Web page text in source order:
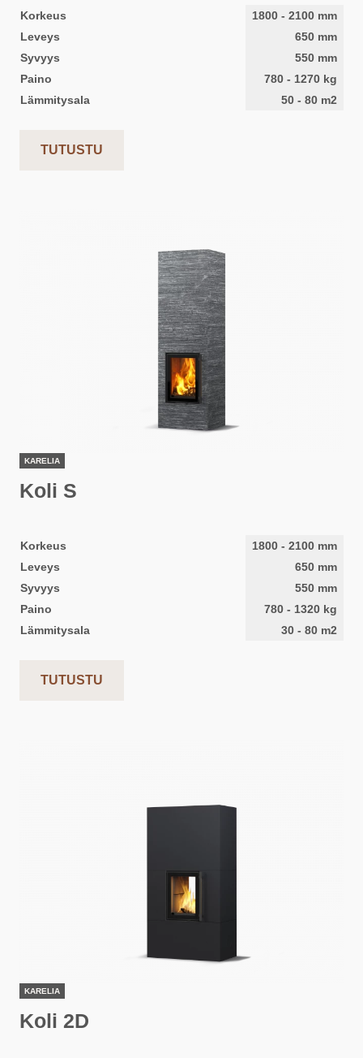
Korkeus 1800 - 2100 mm
Leveys
650 mm
Syvyys
550 mm
Paino
780 - 1270 kg
Lämmitysala
50 - 80 m2
TUTUSTU
KARELIA
Koli S
Korkeus 1800 - 2100 mm
Leveys
650 mm
Syvyys
550 mm
Paino
780 - 1320 kg
Lämmitysala
30 - 80 m2
TUTUSTU
KARELIA
Koli 2D